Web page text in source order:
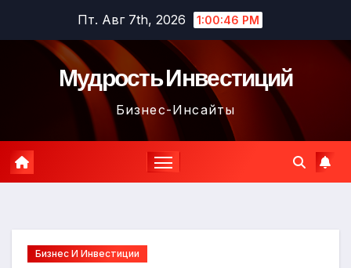
содержимому
Пт. Авг 7th, 2026 1:00:48 PM
Мудрость Инвестиций
Бизнес-Инсайты
Бизнес И Инвестиции